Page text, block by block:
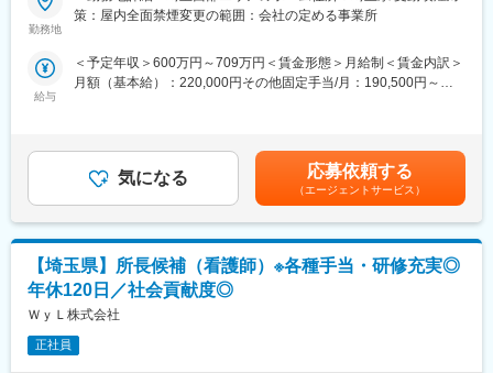
今後も事業拡大の予定があり、専門知識やスキルを持つ方、新し
変更の範囲：会社の定める業務
最先端の美容医療技術を身につけ、患者さまの「美」に直接貢献
■教育体制
■就業環境
・有給消化率約100％、残業は月10時間以内と働きやすさを大切
■想定されるキャリアパス
看護師として経験を積み、リーダーや管理職など実績に応じて着
実にキャリアアップできる機会があります。
■企業の特徴/魅力
全国展開する総合美容クリニックとして30年以上の信頼と実績が
あり、安定した基盤のもと長期的に活躍できる環境です。
障がい者グループホームの運営を行っている当社にて、統括マネ
【業務詳細】
ジャー5～6名）
【マネジメント業務】
■各エリアのシニア・エリアマネージャーを通じて、運営部分(グ
ループホームにて管理者を通じて利用者の支援)の業務マネジメン
ト全般
■各種行政対応(関係性構築、リスク管理・対応、コンプラ・事故
対応等）
■ホームの支援品質管理、改善
勤務地
策：屋内全面禁煙変更の範囲：会社の定める事業所
給与
＜予定年収＞600万円～709万円＜賃金形態＞月給制＜賃金内訳＞
月額（基本給）：220,000円その他固定手当/月：190,500円～
残業手当＞有＜給与補足＞◆賞与：無◆昇給：年1回（3月）※個
人の評価に応じて昇降給の場合あり賃金はあくまでも目安の金額
であり、選考を通じて上下する可能性があります。月給(月額)は固
定手当を含めた表記です。
気になる 応募依頼する
（エージェントサービス）
【埼玉県】所長候補（看護師）※各種手当・研修充実◎
年休120日／社会貢献度◎
ＷｙＬ株式会社
正社員